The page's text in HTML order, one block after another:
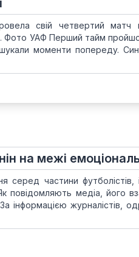
свій четвертий матч
УАФ Перший тайм
моменти попереду.
на межі
частини футболістів,
повідомляють медіа, його
інформацією журналістів,